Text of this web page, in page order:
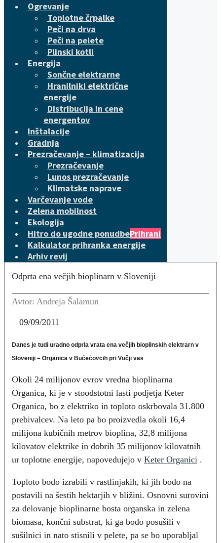
Ogrevanje
Toplotne črpalke
Peči na drva
Peči na pelete
Plinski kotli
Energija
Sončne elektrarne
Hranilniki električne
energije
Distribucija in cene
energentov
Inštalacije
Gradnja
Prezračevanje – klimatizacija
Prezračevanje
Lunos prezračevanje
Klimatske naprave
Varčevanje vode
Zelena mobilnost
Ekologija
Hitro do ugodne ponudbePrihrani
Kalkulator prihranka energije
Arhiv revij
Odprta ena večjih bioplinarn v Sloveniji
Avtor: Andreja Šalamun
09/09/2011
Danes je tudi uradno odprla vrata ena večjih bioplinskih elektrarn v
Sloveniji – Organica v Bučečovcih pri Vučji vas
Okoli 24 milijonov evrov vredna bioplinarna
Organica, ki je v stoodstotni lasti podjetja Keter
Organica, bo z elektriko in toploto oskrbovala 31.800
prebivalcev. Na leto pa bo proizvedla okoli 16,4
milijona kubičnih metrov bioplina, 32,8 milijona
kilovatov elektrike in dobrih 35 milijonov kilovatnih
ur toplotne energije, napovedujejo v Keter Organici .
Toploto bodo izrabili v rastlinjakih, ki jih bodo na
postavili na šestih hektarjih v bližini. Osnovni surovini
za delovanje bioplinarne bosta organska in zelena
biomasa, končni substrat, ki ga bodo posušili v
sušilnici in nato stisnili v pelete, pa se bo uporabljal